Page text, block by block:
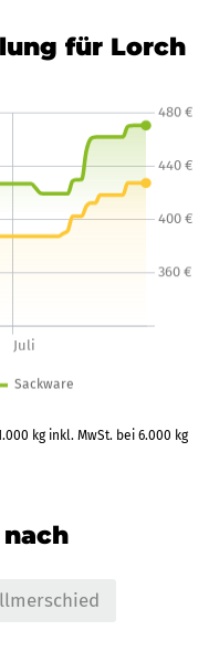
für Lorch
kg inkl. MwSt. bei 6.000 kg